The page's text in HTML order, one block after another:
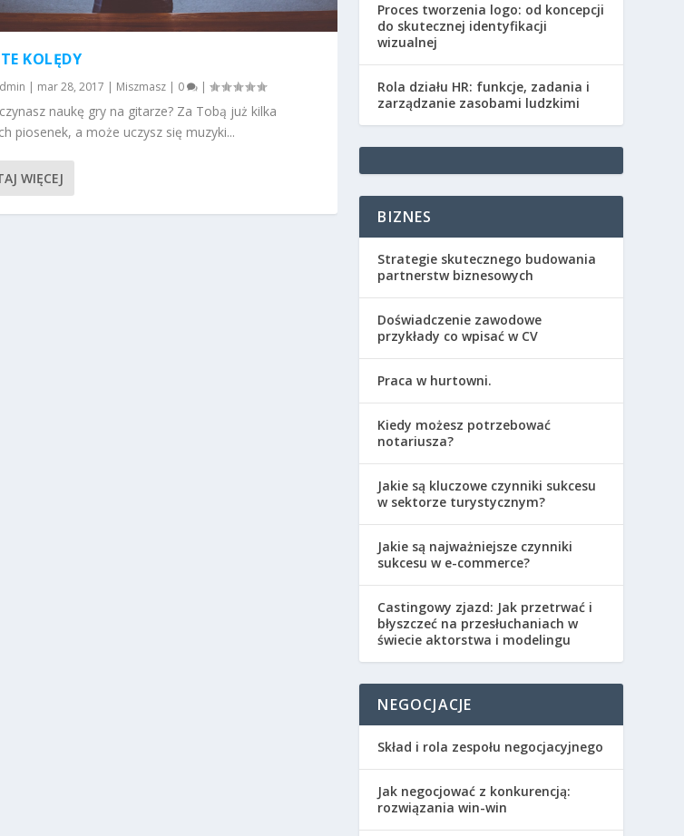
KOLĘDY
| mar 28, 2017 | Miszmasz| 0 |
naukę gry na gitarze? Za Tobą już kilka
piosenek, a może uczysz się muzyki...
WIĘCEJ
Proces tworzenia logo: od koncepcji
do skutecznej identyfikacji
wizualnej
Rola działu HR: funkcje, zadania i
zarządzanie zasobami ludzkimi
BIZNES
Strategie skutecznego budowania
partnerstw biznesowych
Doświadczenie zawodowe
przykłady co wpisać w CV
Praca w hurtowni.
Kiedy możesz potrzebować
notariusza?
Jakie są kluczowe czynniki sukcesu
w sektorze turystycznym?
Jakie są najważniejsze czynniki
sukcesu w e-commerce?
Castingowy zjazd: Jak przetrwać i
błyszczeć na przesłuchaniach w
świecie aktorstwa i modelingu
NEGOCJACJE
Skład i rola zespołu negocjacyjnego
Jak negocjować z konkurencją:
rozwiązania win-win